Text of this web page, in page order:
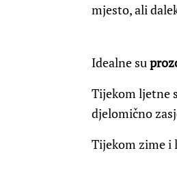
mjesto, ali
Idealne su
Tijekom ljetne
djelomično
Tijekom zime i